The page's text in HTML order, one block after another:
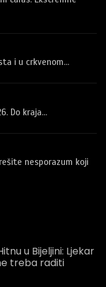
i u crkvenom…
Do kraja…
nesporazum koji
u Bijeljini: Ljekar
treba raditi